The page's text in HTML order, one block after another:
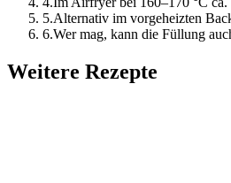
5.Alternativ im vorgeheizten
6.Wer mag, kann die Füllung
Weitere Rezepte